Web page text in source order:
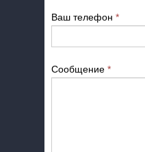
Ваш телефон *
Сообщение *